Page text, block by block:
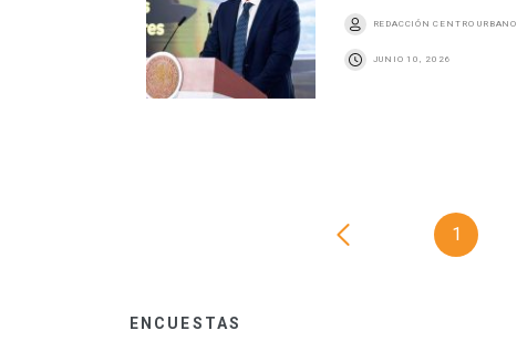
REDACCIÓN CENTRO URBANO
JUNIO 10, 2026
1
ENCUESTAS